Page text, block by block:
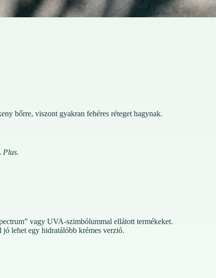
bőrre, viszont gyakran fehéres réteget hagynak.
Plus.
vagy UVA-szimbólummal ellátott termékeket.
lehet egy hidratálóbb krémes verzió.